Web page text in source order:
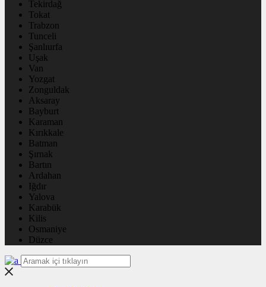
Tekirdağ
Tokat
Trabzon
Tunceli
Şanlıurfa
Uşak
Van
Yozgat
Zonguldak
Aksaray
Bayburt
Karaman
Kırıkkale
Batman
Şırnak
Bartın
Ardahan
Iğdır
Yalova
Karabük
Kilis
Osmaniye
Düzce